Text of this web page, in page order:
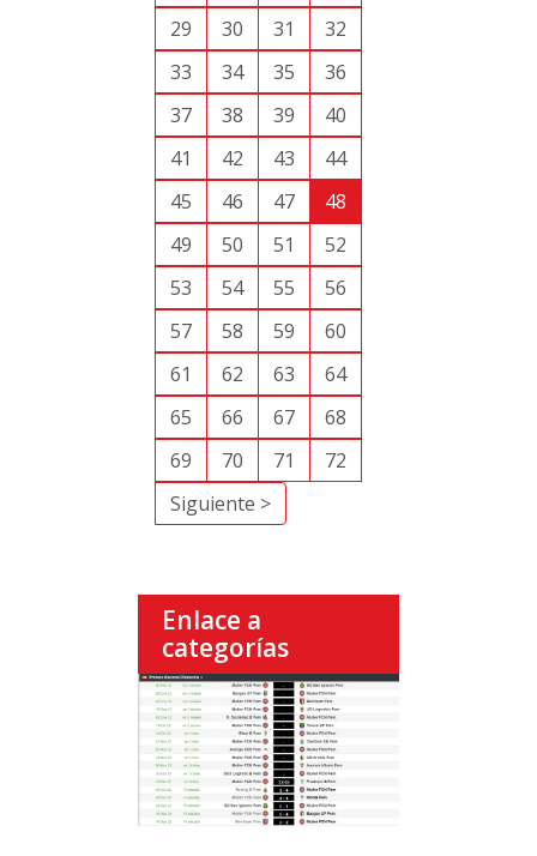
29
30 31
32
33
34 35
36
37
38 39
40
41
42 43
44
45
46 47
48
49
50 51
52
53
54 55
56
57
58 59
60
61
62 63
64
65
66 67
68
69
70 71
72
Siguiente >
Enlace a
categorías